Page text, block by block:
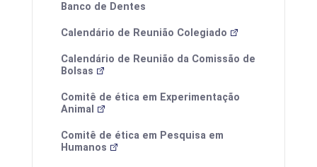
Estrutura Curricular
Banco de Dentes
Calendário de Reunião Colegiado
Calendário de Reunião da Comissão de
Bolsas
Comitê de ética em Experimentação
Animal
Comitê de ética em Pesquisa em
Humanos